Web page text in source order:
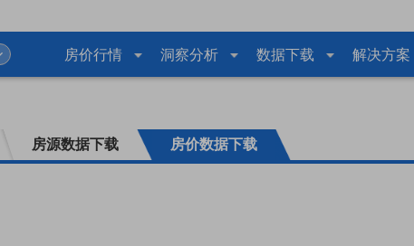
房价行情 洞察分析 数据下载 解决方案
房源数据下载 房价数据下载